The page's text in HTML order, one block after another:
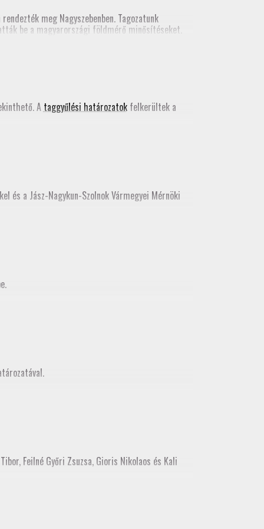
meg Nagyszebenben. Tagozatunk
be a magyarországi földmérő minősítéseket.
A taggyűlési határozatokfelkerültek a
és a Jász-Nagykun-Szolnok Vármegyei Mérnöki
Feilné Győri Zsuzsa, Gioris Nikolaos és Kali